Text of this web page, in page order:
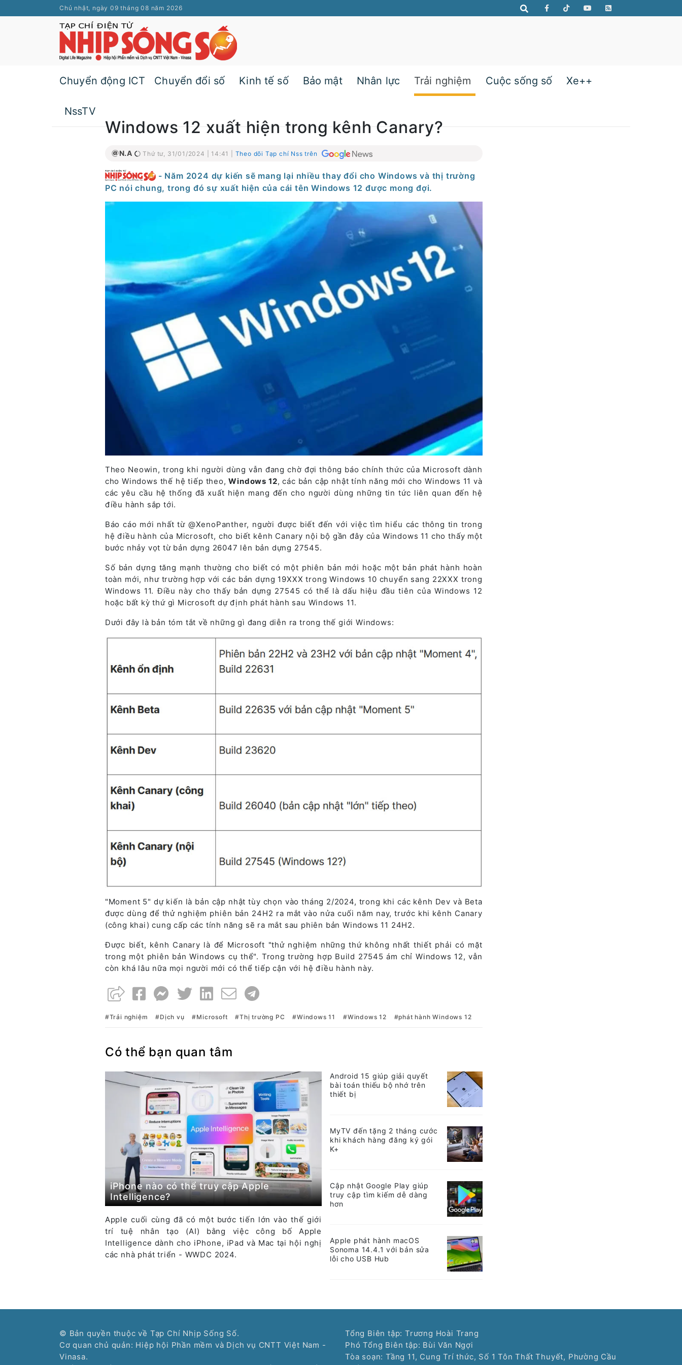
Chủ nhật, ngày 09 tháng 08 năm 2026
Chuyển động ICT Chuyển đổi số Kinh tế số Bảo mật Nhân lực Trải nghiệm Cuộc sống số Xe++
NssTV
Windows 12 xuất hiện trong kênh Canary?
N.A Thứ tư, 31/01/2024 | 14:41 | Theo dõi Tạp chí Nss trên
- Năm 2024 dự kiến sẽ mang lại nhiều thay đổi cho Windows và thị trường
PC nói chung, trong đó sự xuất hiện của cái tên Windows 12 được mong đợi.
Theo Neowin, trong khi người dùng vẫn đang chờ đợi thông báo chính thức của Microsoft dành
cho Windows thế hệ tiếp theo,Windows 12, các bản cập nhật tính năng mới cho Windows 11 và
các yêu cầu hệ thống đã xuất hiện mang đến cho người dùng những tin tức liên quan đến hệ
điều hành sắp tới.
Báo cáo mới nhất từ @XenoPanther, người được biết đến với việc tìm hiểu các thông tin trong
hệ điều hành của Microsoft, cho biết kênh Canary nội bộ gần đây của Windows 11 cho thấy một
bước nhảy vọt từ bản dựng 26047 lên bản dựng 27545.
Số bản dựng tăng mạnh thường cho biết có một phiên bản mới hoặc một bản phát hành hoàn
toàn mới, như trường hợp với các bản dựng 19XXX trong Windows 10 chuyển sang 22XXX trong
Windows 11. Điều này cho thấy bản dựng 27545 có thể là dấu hiệu đầu tiên của Windows 12
hoặc bất kỳ thứ gì Microsoft dự định phát hành sau Windows 11.
Dưới đây là bản tóm tắt về những gì đang diễn ra trong thế giới Windows:
"Moment 5" dự kiến là bản cập nhật tùy chọn vào tháng 2/2024, trong khi các kênh Dev và Beta
được dùng để thử nghiệm phiên bản 24H2 ra mắt vào nửa cuối năm nay, trước khi kênh Canary
(công khai) cung cấp các tính năng sẽ ra mắt sau phiên bản Windows 11 24H2.
Được biết, kênh Canary là để Microsoft "thử nghiệm những thứ không nhất thiết phải có mặt
trong một phiên bản Windows cụ thể". Trong trường hợp Build 27545 ám chỉ Windows 12, vẫn
còn khá lâu nữa mọi người mới có thể tiếp cận với hệ điều hành này.
Trải nghiệm Dịch vụ Microsoft Thị trường PC Windows 11 Windows 12 phát hành Windows 12
Có thể bạn quan tâm
iPhone nào có thể truy cập Apple
Intelligence?
Apple cuối cùng đã có một bước tiến lớn vào thế giới
trí tuệ nhân tạo (AI) bằng việc công bố Apple
Intelligence dành cho iPhone, iPad và Mac tại hội nghị
các nhà phát triển - WWDC 2024.
Android 15 giúp giải quyết
bài toán thiếu bộ nhớ trên
thiết bị
MyTV đến tặng 2 tháng cước
khi khách hàng đăng ký gói
K+
Cập nhật Google Play giúp
truy cập tìm kiếm dễ dàng
hơn
Apple phát hành macOS
Sonoma 14.4.1 với bản sửa
lỗi cho USB Hub
© Bản quyền thuộc về Tạp Chí Nhịp Sống Số.
Cơ quan chủ quản: Hiệp hội Phần mềm và Dịch vụ CNTT Việt Nam -
Vinasa.
Tổng Biên tập: Trương Hoài Trang
Phó Tổng Biên tập: Bùi Văn Ngợi
Tòa soạn: Tầng 11, Cung Trí thức, Số 1 Tôn Thất Thuyết, Phường Cầu